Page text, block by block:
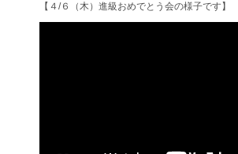
【４/６（木）進級おめでとう会の様子です】